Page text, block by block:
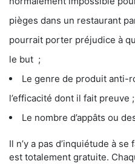
pièges dans un restaurant
pourrait porter préjudice à
le but ;
Le genre de produit anti-
l’efficacité dont il fait preuve ;
Le nombre d’appâts ou
Il n’y a pas d’inquiétude à
est totalement gratuite.